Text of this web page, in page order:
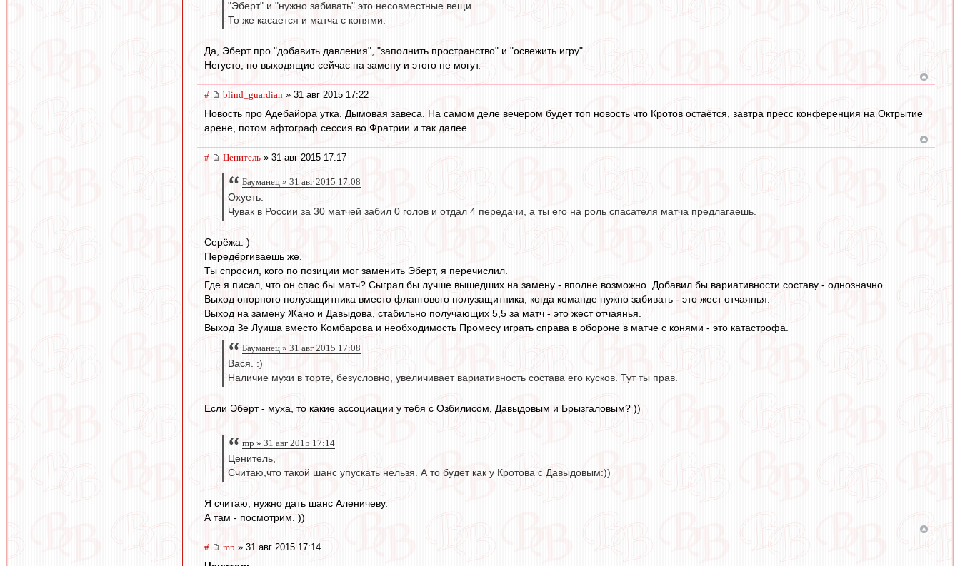
"Эберт" и "нужно забивать" это несовместные вещи.
То же касается и матча с конями.
Да, Эберт про "добавить давления", "заполнить пространство" и "освежить игру".
Негусто, но выходящие сейчас на замену и этого не могут.
# blind_guardian » 31 авг 2015 17:22
Новость про Адебайора утка. Дымовая завеса. На самом деле вечером будет топ новость что Кротов остаётся, завтра пресс конференция на Октрытие
арене, потом афтограф сессия во Фратрии и так далее.
# Ценитель » 31 авг 2015 17:17
Бауманец » 31 авг 2015 17:08
Охуеть.
Чувак в России за 30 матчей забил 0 голов и отдал 4 передачи, а ты его на роль спасателя матча предлагаешь.
Серёжа. )
Передёргиваешь же.
Ты спросил, кого по позиции мог заменить Эберт, я перечислил.
Где я писал, что он спас бы матч? Сыграл бы лучше вышедших на замену - вполне возможно. Добавил бы вариативности составу - однозначно.
Выход опорного полузащитника вместо флангового полузащитника, когда команде нужно забивать - это жест отчаянья.
Выход на замену Жано и Давыдова, стабильно получающих 5,5 за матч - это жест отчаянья.
Выход Зе Луиша вместо Комбарова и необходимость Промесу играть справа в обороне в матче с конями - это катастрофа.
Бауманец » 31 авг 2015 17:08
Вася. :)
Наличие мухи в торте, безусловно, увеличивает вариативность состава его кусков. Тут ты прав.
Если Эберт - муха, то какие ассоциации у тебя с Озбилисом, Давыдовым и Брызгаловым? ))
mp » 31 авг 2015 17:14
Ценитель,
Считаю,что такой шанс упускать нельзя. А то будет как у Кротова с Давыдовым:))
Я считаю, нужно дать шанс Аленичеву.
А там - посмотрим. ))
# mp » 31 авг 2015 17:14